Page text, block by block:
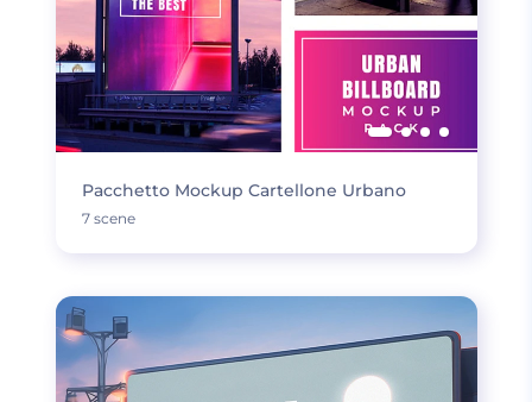
Pacchetto Mockup Cartellone Urbano
7 scene